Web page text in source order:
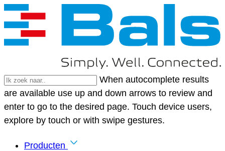
When autocomplete results
are available use up and down arrows to review and
enter to go to the desired page. Touch device users,
explore by touch or with swipe gestures.
Producten